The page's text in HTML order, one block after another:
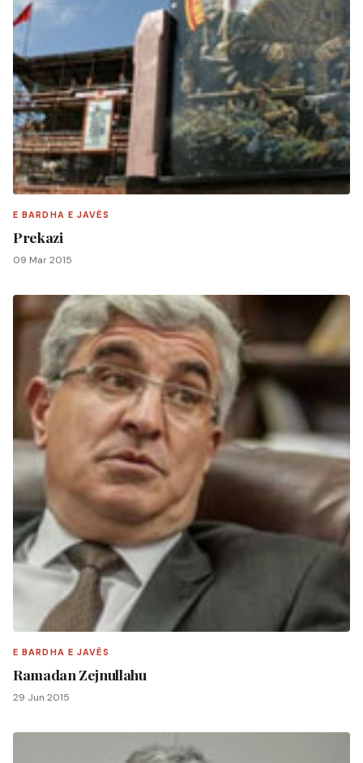
E BARDHA E JAVËS
Prekazi
09 Mar 2015
E BARDHA E JAVËS
Ramadan Zejnullahu
29 Jun 2015